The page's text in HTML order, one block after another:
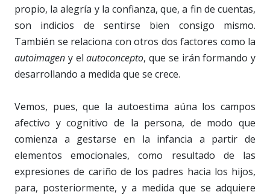
propio, la alegría y la confianza, que, a fin de cuentas,
son indicios de sentirse bien consigo mismo.
También se relaciona con otros dos factores como la
autoimagen y elautoconcepto, que se irán formando y
desarrollando a medida que se crece.
Vemos, pues, que la autoestima aúna los campos
afectivo y cognitivo de la persona, de modo que
comienza a gestarse en la infancia a partir de
elementos emocionales, como resultado de las
expresiones de cariño de los padres hacia los hijos,
para, posteriormente, y a medida que se adquiere